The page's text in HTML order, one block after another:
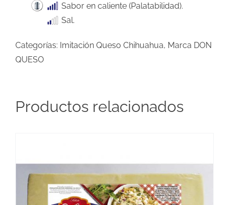
Sabor en caliente (Palatabilidad).
Sal.
Categorías: Imitación Queso Chihuahua, Marca DON
QUESO
Productos relacionados